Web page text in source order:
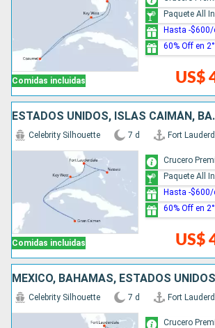
Comidas incluidas US$
Paquete All
Hasta -$600/
60% Off en
Comidas incluidas
Celebrity Silhouette 7 d Fort
US$
Crucero
Paquete All
Hasta -$600/
60% Off en
MÉXICO, BAHAMAS, ESTADOS UNIDOS
Celebrity Silhouette 7 d Fort
Crucero